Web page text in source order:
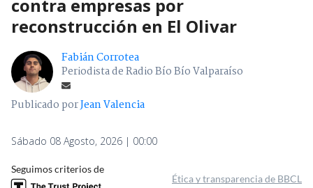
contra empresas por
reconstrucción en El Olivar
Fabián Corrotea
Periodista de Radio Bío Bío Valparaíso
Publicado porJean Valencia
Sábado 08 Agosto, 2026 | 00:00
Seguimos criterios de
Ética y transparencia de BBCL